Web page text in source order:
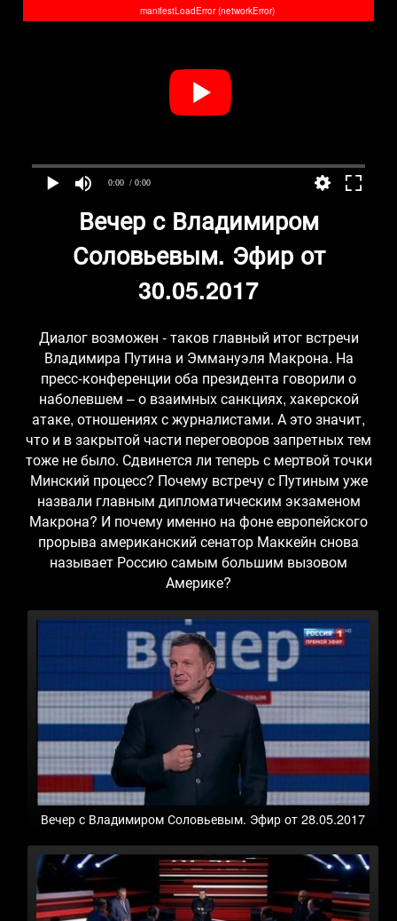
0:00 / 0:00
manifestLoadError (networkError)
Вечер с Владимиром
Соловьевым. Эфир от
30.05.2017
Диалог возможен - таков главный итог встречи
Владимира Путина и Эммануэля Макрона. На
пресс-конференции оба президента говорили о
наболевшем – о взаимных санкциях, хакерской
атаке, отношениях с журналистами. А это значит,
что и в закрытой части переговоров запретных тем
тоже не было. Сдвинется ли теперь с мертвой точки
Минский процесс? Почему встречу с Путиным уже
назвали главным дипломатическим экзаменом
Макрона? И почему именно на фоне европейского
прорыва американский сенатор Маккейн снова
называет Россию самым большим вызовом
Америке?
Вечер с Владимиром Соловьевым. Эфир от 28.05.2017